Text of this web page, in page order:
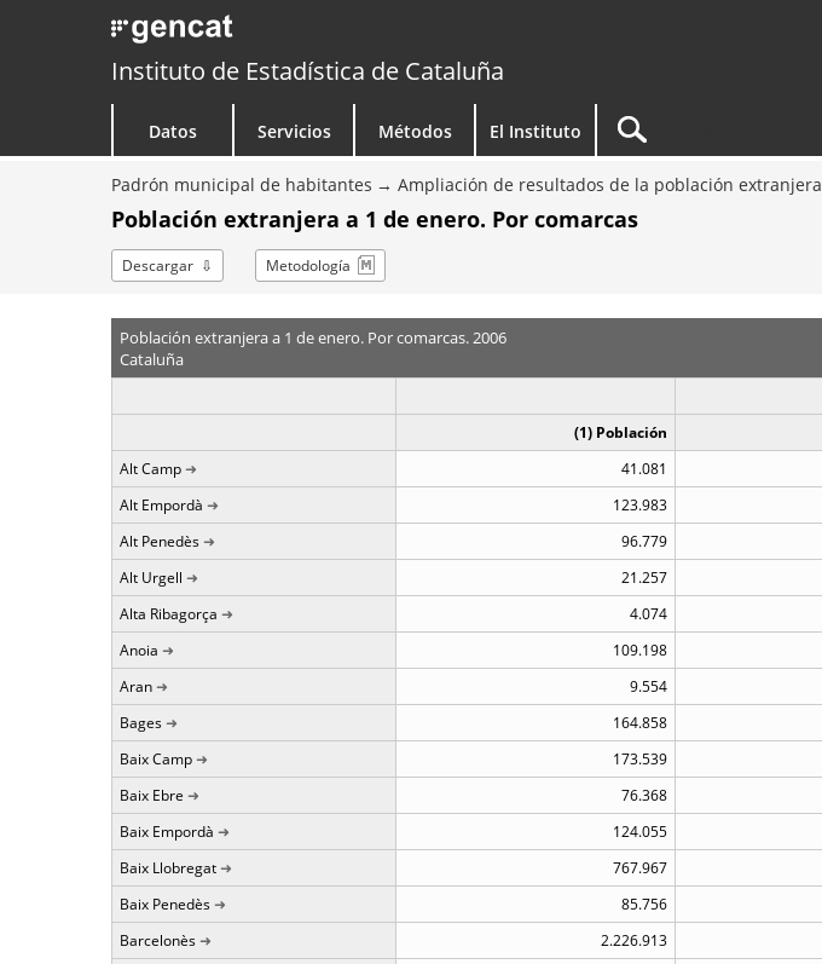
Instituto de Estadística de Cataluña
Datos Servicios Métodos El Instituto
Padrón municipal de habitantes Ampliación de resultados de la población extranjera
Población extranjera a 1 de enero. Por comarcas
Descargar Metodología
Población extranjera a 1 de enero. Por comarcas. 2006
Cataluña
(1) Población
Alt Camp
41.081
Alt Empordà
123.983
Alt Penedès
96.779
Alt Urgell
21.257
Alta Ribagorça
4.074
Anoia
109.198
Aran
9.554
Bages
164.858
Baix Camp
173.539
Baix Ebre
76.368
Baix Empordà
124.055
Baix Llobregat
767.967
Baix Penedès
85.756
Barcelonès
2.226.913